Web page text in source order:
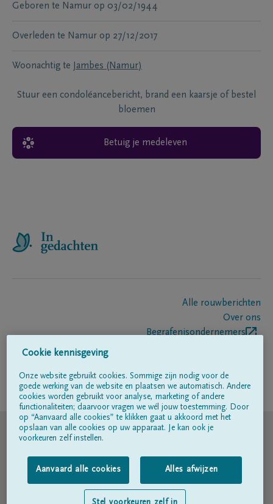
Geboren te Namur op 03/02/1944
Overleden te Namur op 27/12/2017
Woonachtig te Jambes (Namur)
Stuur een condoléancebericht, brand een kaarsje of bestel
bloemen
Betuig je medeleven
Alle rouwberichten
Over ons
Begrafenisondernemers
Volg ons op
© DELA
Gebruiksvoorwaarden
Privacyverklaring
Cookie kennisgeving
Onze website gebruikt cookies. Sommige zijn nodig voor de
goede werking van de website en plaatsen we automatisch. Andere
cookies worden gebruikt voor analyse, marketing of andere
functionaliteiten; daarvoor vragen we wél jouw toestemming. Door
op “Aanvaard alle cookies” te klikken gaat u akkoord met het
opslaan van alle cookies op uw apparaat. Je kan ook je
voorkeuren zelf instellen.
Aanvaard alle cookies Alles afwijzen